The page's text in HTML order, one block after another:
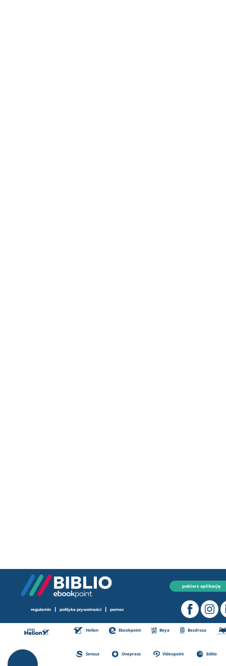
pobierz aplikację
regulamin | polityka prywatności | pomoc
Helion Ebookpoint Beya Bezdroza
Sensus Onepress Videopoint Editio